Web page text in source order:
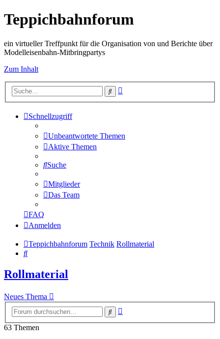
Teppichbahnforum
ein virtueller Treffpunkt für die Organisation von und Berichte über
Modelleisenbahn-Mitbringpartys
Zum Inhalt
Suche
Schnellzugriff
Unbeantwortete Themen
Aktive Themen
Suche
Mitglieder
Das Team
FAQ
Anmelden
Teppichbahnforum Technik Rollmaterial
Suche
Rollmaterial
Neues Thema
Suche
63 Themen